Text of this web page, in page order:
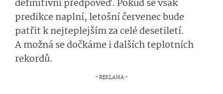
definitivní předpověď. Pokud se však
predikce naplní, letošní červenec bude
patřit k nejteplejším za celé desetiletí.
A možná se dočkáme i dalších teplotních
rekordů.